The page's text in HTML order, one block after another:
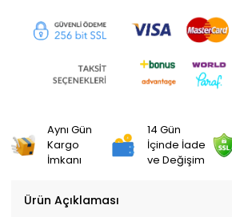
Aynı Gün
Kargo
İmkanı
14 Gün
İçinde İade
ve Değişim
Ürün Açıklaması